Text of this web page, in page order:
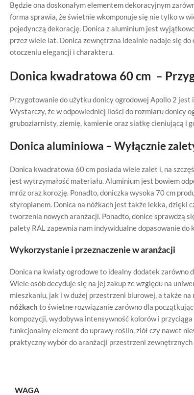
Będzie ona doskonałym elementem dekoracyjnym
forma sprawia, że świetnie wkomponuje się nie tylko w
pojedynczą dekorację. Donica z aluminium jest
przez wiele lat. Donica zewnętrzna idealnie nadaje się
otoczeniu elegancji i charakteru.
Donica kwadratowa 60 cm –
Przygotowanie do użytku donicy ogrodowej Apollo 2
Wystarczy, że w odpowiedniej ilości do rozmiaru donicy
gruboziarnisty, ziemię, kamienie oraz siatkę cieniującą i
Donica aluminiowa – Wyłącznie
Donica kwadratowa 60 cm posiada wiele zalet i, na
jest wytrzymałość materiału. Aluminium jest bowiem
mróz oraz korozję. Ponadto, doniczka wysoka 70 cm
styropianem. Donica na nóżkach jest także lekka, dzięki
tworzenia nowych aranżacji. Ponadto, donice sprawdzą
palety RAL zapewnia nam indywidualne dopasowanie do
Wykorzystanie i przeznaczenie w aranżacji
Donica na kwiaty ogrodowe to idealny dodatek zarówno
Wiele osób decyduje się na jej zakup ze względu na
mieszkaniu, jak i w dużej przestrzeni biurowej, a także na
nóżkach to świetne rozwiązanie zarówno dla
kompozycji, wydobywa intensywność kolorów i
funkcjonalny element do uprawy roślin, ziół czy nawet
praktyczny wybór do aranżacji przestrzeni
WAGA